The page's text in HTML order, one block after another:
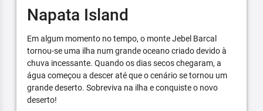
Napata Island
Em algum momento no tempo, o monte Jebel Barcal
tornou-se uma ilha num grande oceano criado devido à
chuva incessante. Quando os dias secos chegaram, a
água começou a descer até que o cenário se tornou um
grande deserto. Sobreviva na ilha e conquiste o novo
deserto!